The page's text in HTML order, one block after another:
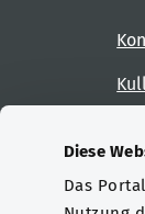
Diese
Das